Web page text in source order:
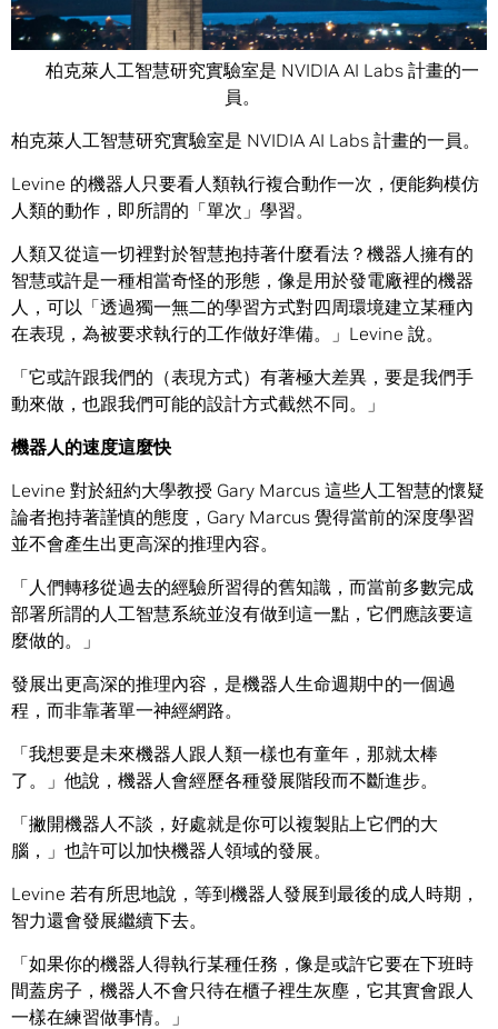
柏克萊人工智慧研究實驗室是 NVIDIA AI Labs 計畫的一
員。
柏克萊人工智慧研究實驗室是 NVIDIA AI Labs 計畫的一員。
Levine 的機器人只要看人類執行複合動作一次，便能夠模仿
人類的動作，即所謂的「單次」學習。
人類又從這一切裡對於智慧抱持著什麼看法？機器人擁有的
智慧或許是一種相當奇怪的形態，像是用於發電廠裡的機器
人，可以「透過獨一無二的學習方式對四周環境建立某種內
在表現，為被要求執行的工作做好準備。」Levine 說。
「它或許跟我們的（表現方式）有著極大差異，要是我們手
動來做，也跟我們可能的設計方式截然不同。」
機器人的速度這麼快
Levine 對於紐約大學教授 Gary Marcus 這些人工智慧的懷疑
論者抱持著謹慎的態度，Gary Marcus 覺得當前的深度學習
並不會產生出更高深的推理內容。
「人們轉移從過去的經驗所習得的舊知識，而當前多數完成
部署所謂的人工智慧系統並沒有做到這一點，它們應該要這
麼做的。」
發展出更高深的推理內容，是機器人生命週期中的一個過
程，而非靠著單一神經網路。
「我想要是未來機器人跟人類一樣也有童年，那就太棒
了。」他說，機器人會經歷各種發展階段而不斷進步。
「撇開機器人不談，好處就是你可以複製貼上它們的大
腦，」也許可以加快機器人領域的發展。
Levine 若有所思地說，等到機器人發展到最後的成人時期，
智力還會發展繼續下去。
「如果你的機器人得執行某種任務，像是或許它要在下班時
間蓋房子，機器人不會只待在櫃子裡生灰塵，它其實會跟人
一樣在練習做事情。」